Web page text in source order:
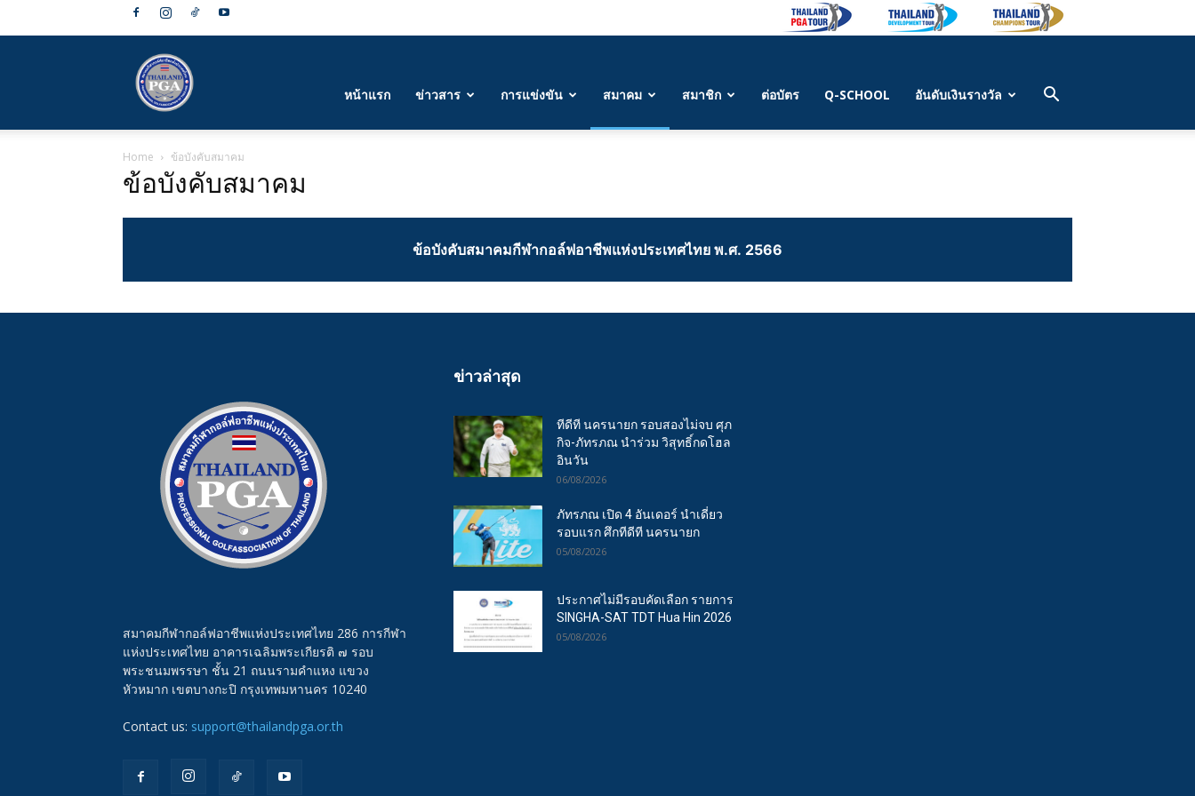
กีฬา
ประเทศไทย
หน้าแรก ข่าวสาร การแข่งขัน สมาคม สมาชิก ต่อบัตร Q-SCHOOL อันดับเงินรางวัล
Home ข้อบังคับสมาคม
ข้อบังคับสมาคม
ข้อบังคับสมาคมกีฬากอล์ฟอาชีพแห่งประเทศไทย พ.ศ. 2566
สมาคมกีฬากอล์ฟอาชีพแห่งประเทศไทย 286 การกีฬา
แห่งประเทศไทย อาคารเฉลิมพระเกียรติ ๗ รอบ
พระชนมพรรษา ชั้น 21 ถนนรามคำแหง แขวง
หัวหมาก เขตบางกะปิ กรุงเทพมหานคร 10240
Contact us: support@thailandpga.or.th
ข่าวล่าสุด
ทีดีที นครนายก รอบสองไม่จบ ศุภ
กิจ-ภัทรภณ นำร่วม วิสุทธิ์กดโฮล
อินวัน
06/08/2026
ภัทรภณ เปิด 4 อันเดอร์ นำเดี่ยว
รอบแรก ศึกทีดีที นครนายก
05/08/2026
ประกาศไม่มีรอบคัดเลือก รายการ
SINGHA-SAT TDT Hua Hin 2026
05/08/2026